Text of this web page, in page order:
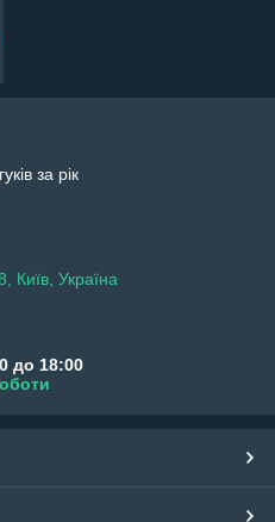
за рік
Київ, Україна
до 18:00